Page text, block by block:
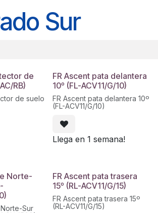
Sur
de
RB)
de suelo
FR Ascent pata delantera
10º (FL-ACV11/G/10)
FR Ascent pata delantera 10º
(FL-ACV11/G/10)
Llega en 1 semana!
Norte-
Sur
FR Ascent pata trasera
15º (RL-ACV11/G/15)
FR Ascent pata trasera 15º
(RL-ACV11/G/15)